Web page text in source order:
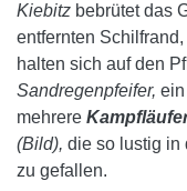
Kiebitz bebrütet das
entfernten
halten sich auf den
Sandregenpfeifer, ein
mehrere
(Bild), die so lustig in
zu gefallen.